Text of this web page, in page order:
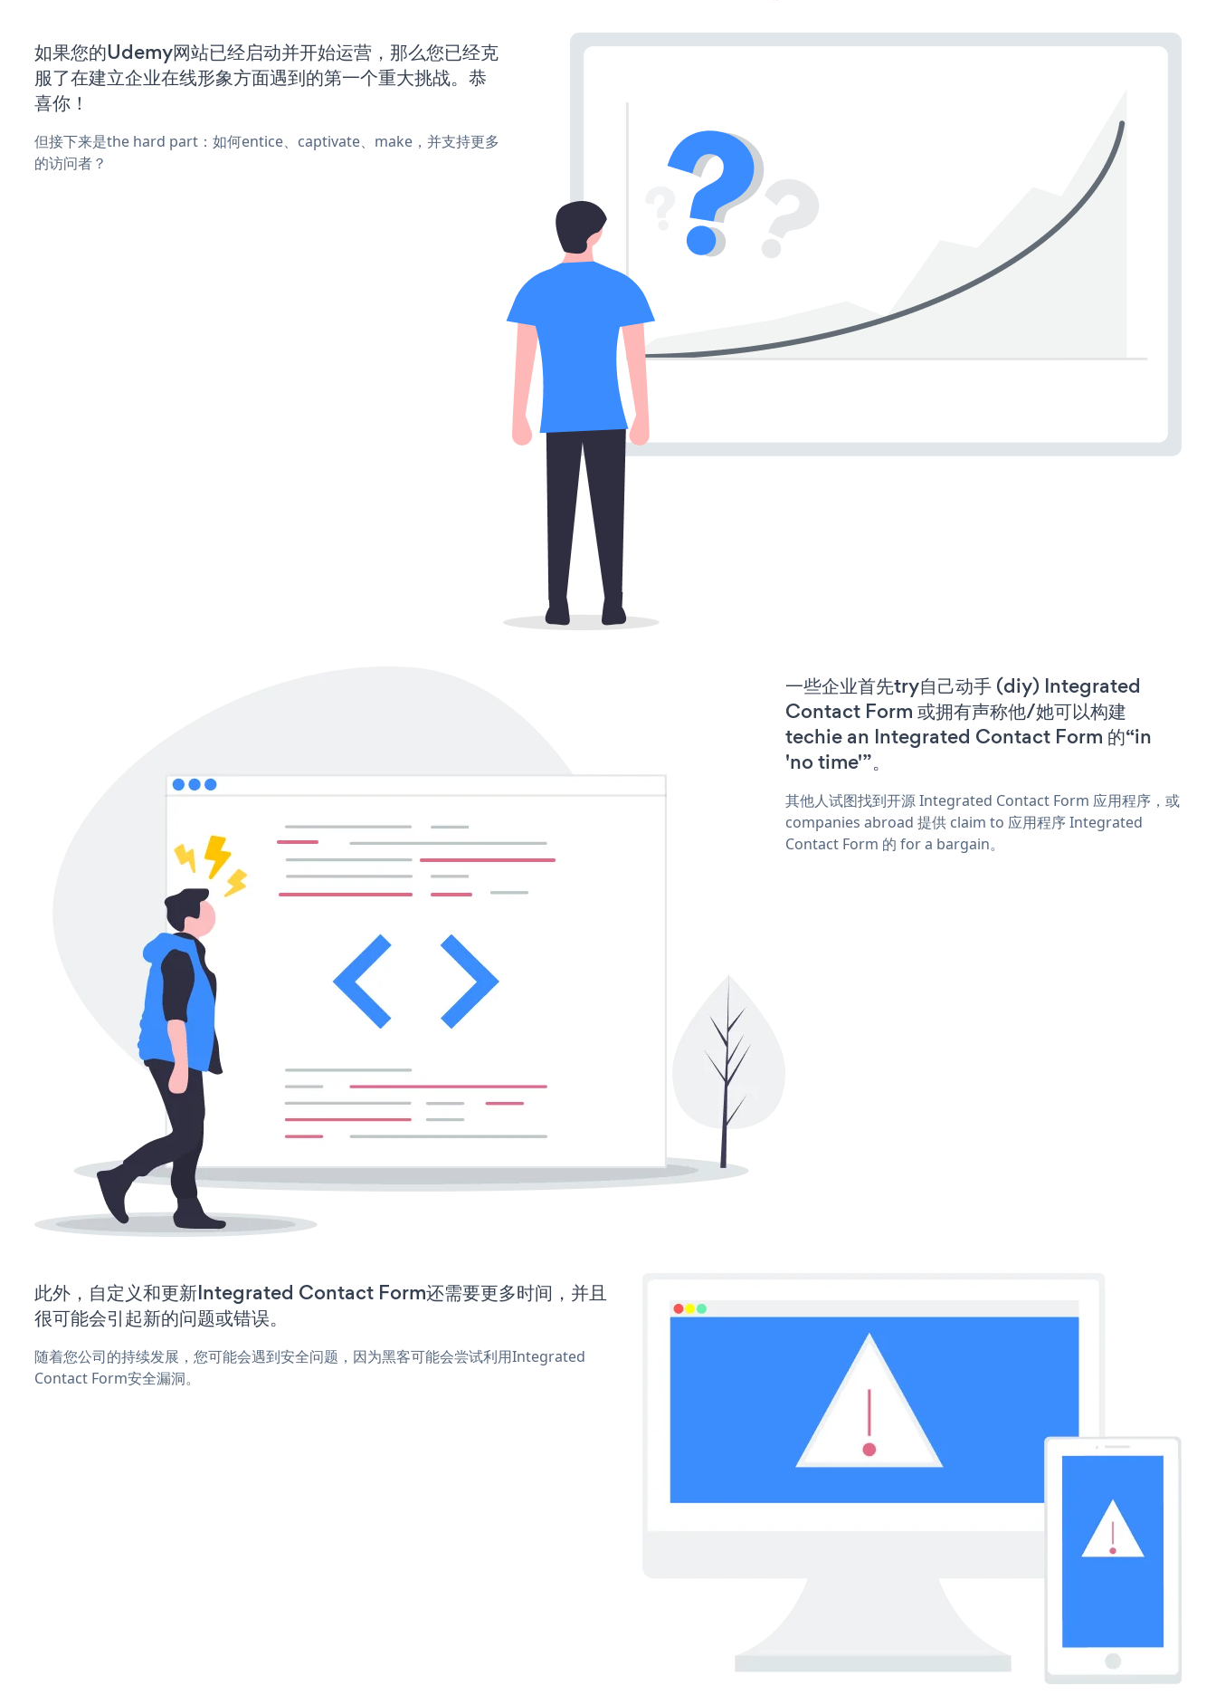
如果您的Udemy网站已经启动并开始运营，那么您已经克
服了在建立企业在线形象方面遇到的第一个重大挑战。恭
喜你！
但接下来是the hard part：如何entice、captivate、make，并支持更多
的访问者？
一些企业首先try自己动手 (diy) Integrated
Contact Form 或拥有声称他/她可以构建
techie an Integrated Contact Form 的“in
'no time'”。
其他人试图找到开源 Integrated Contact Form 应用程序，或
companies abroad 提供 claim to 应用程序 Integrated
Contact Form 的 for a bargain。
此外，自定义和更新Integrated Contact Form还需要更多时间，并且
很可能会引起新的问题或错误。
随着您公司的持续发展，您可能会遇到安全问题，因为黑客可能会尝试利用Integrated
Contact Form安全漏洞。